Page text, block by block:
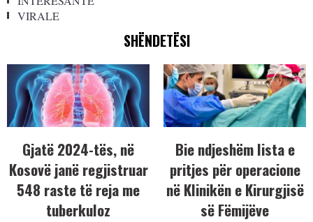
VIRALE
SHËNDETËSI
Gjatë 2024-tës, në
Kosovë janë regjistruar
548 raste të reja me
tuberkuloz
Bie ndjeshëm lista e
pritjes për operacione
në Klinikën e Kirurgjisë
së Fëmijëve